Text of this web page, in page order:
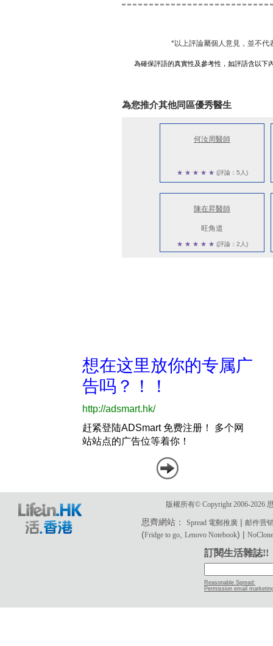
*以上評論屬個人意見，並不代
為確保評語的真實性及參考性，如評語含以下
為您推介其他同區優秀醫生
何汝周醫師
★ ★ ★ ★ ★ (評論：5人)
陳在昇醫師
旺角道
★ ★ ★ ★ ★ (評論：2人)
版權所有© Copyright 2006-2026
思齊網站：Spread 電郵推廣 |邮件营
(Fridge to go ,Lenovo Notebook) |